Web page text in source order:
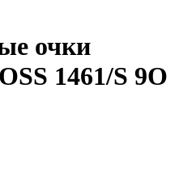
очки
1461/S 9O